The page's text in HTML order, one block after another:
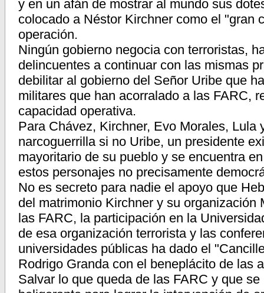
y en un afán de mostrar al mundo sus
colocado a Néstor Kirchner como el "gran
operación.
Ningún gobierno negocia con terroristas,
delincuentes a continuar con las mismas
debilitar al gobierno del Señor Uribe que
militares que han acorralado a las FARC,
capacidad operativa.
Para Chávez, Kirchner, Evo Morales, Lula
narcoguerrilla si no Uribe, un presidente
mayoritario de su pueblo y se encuentra
estos personajes no precisamente
No es secreto para nadie el apoyo que
del matrimonio Kirchner y su organización
las FARC, la participación en la
de esa organización terrorista y las
universidades públicas ha dado el
Rodrigo Granda con el beneplácito de las
Salvar lo que queda de las FARC y que